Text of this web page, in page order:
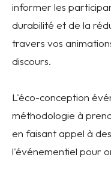
informer les
durabilité et de la
travers vos
discours.
L'éco-conception
méthodologie à
en faisant appel à
l'événementiel pour